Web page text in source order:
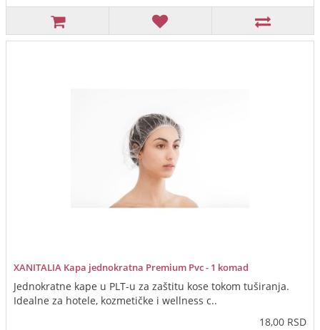
XANITALIA Kapa jednokratna Premium Pvc - 1 komad
Jednokratne kape u PLT-u za zaštitu kose tokom tuširanja.
Idealne za hotele, kozmetičke i wellness c..
18,00 RSD